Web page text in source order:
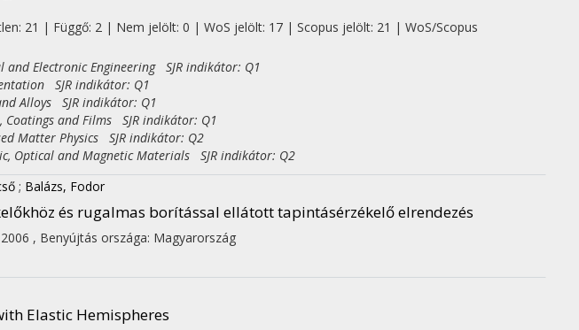
21 | Függő: 2 | Nem jelölt: 0 | WoS jelölt: 17 | Scopus jelölt: 21 | WoS/Scopus
Electronic Engineering SJR indikátor: Q1
SJR indikátor: Q1
Alloys SJR indikátor: Q1
and Films SJR indikátor: Q1
Matter Physics SJR indikátor: Q2
Optical and Magnetic Materials SJR indikátor: Q2
; Balázs, Fodor
és rugalmas borítással ellátott tapintásérzékelő elrendezés
, Benyújtás országa: Magyarország
Elastic Hemispheres